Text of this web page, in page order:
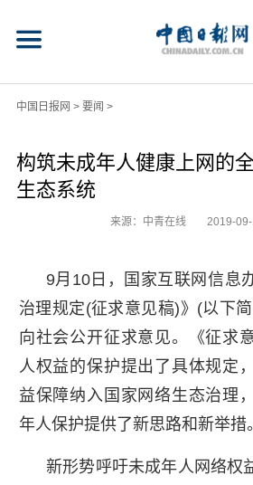
中国日报网 > 要闻 >
构筑未成年人健康上网的
生态系统
来源：中青在线 2019-
9月10日，国家互联网信息
治理规定(征求意见稿)》(以下
向社会公开征求意见。《征求
人权益的保护提出了具体规定
益保障纳入国家网络生态治理
年人保护提供了新思路和新举措。
新形势呼吁未成年人网络权